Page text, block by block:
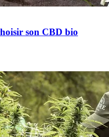
son CBD bio